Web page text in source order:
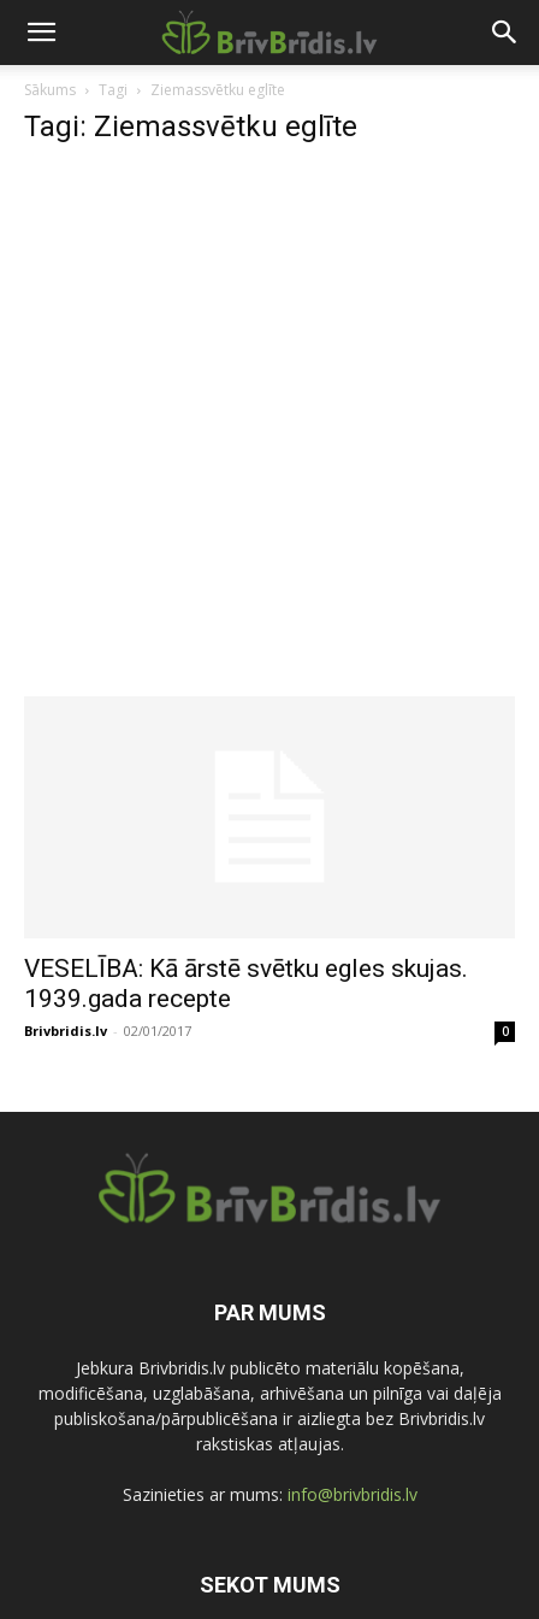
Sākums Tagi Ziemassvētku eglīte
Tagi: Ziemassvētku eglīte
VESELĪBA: Kā ārstē svētku egles skujas.
1939.gada recepte
Brivbridis.lv - 02/01/2017 0
PAR MUMS
Jebkura Brivbridis.lv publicēto materiālu kopēšana,
modificēšana, uzglabāšana, arhivēšana un pilnīga vai daļēja
publiskošana/pārpublicēšana ir aizliegta bez Brivbridis.lv
rakstiskas atļaujas.
Sazinieties ar mums: info@brivbridis.lv
SEKOT MUMS